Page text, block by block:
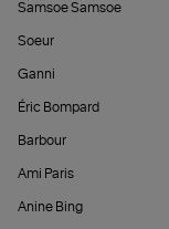
Samsoe Samsoe
Soeur
Ganni
Éric Bompard
Barbour
Ami Paris
Anine Bing